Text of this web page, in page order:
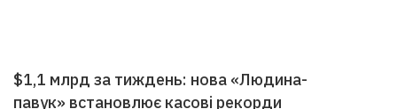
$1,1 млрд за тиждень: нова «Людина-
павук» встановлює касові рекорди